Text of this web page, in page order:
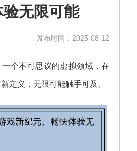
无限可能
发布时间：2025-08-12
个不可思议的虚拟领域，在
定义，无限可能触手可及。